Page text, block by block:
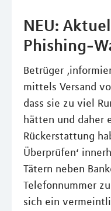
NEU:
Phishing-
Betrüger
mittels Versand
dass sie zu viel
hätten und daher
Rückerstattung
Überprüfen‘
Tätern neben
Telefonnummer
sich ein